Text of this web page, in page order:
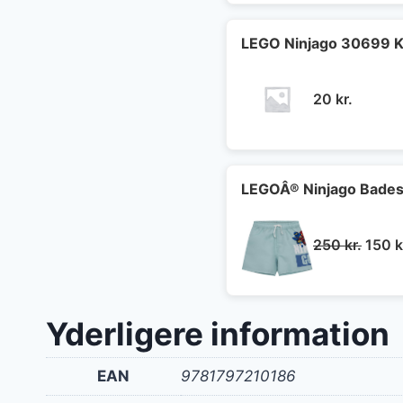
30 kr..
LEGO Ninjago 30699
20 kr.
LEGOÂ® Ninjago
250kr. Den
250
150
Yderligere information
EAN 9781797210186